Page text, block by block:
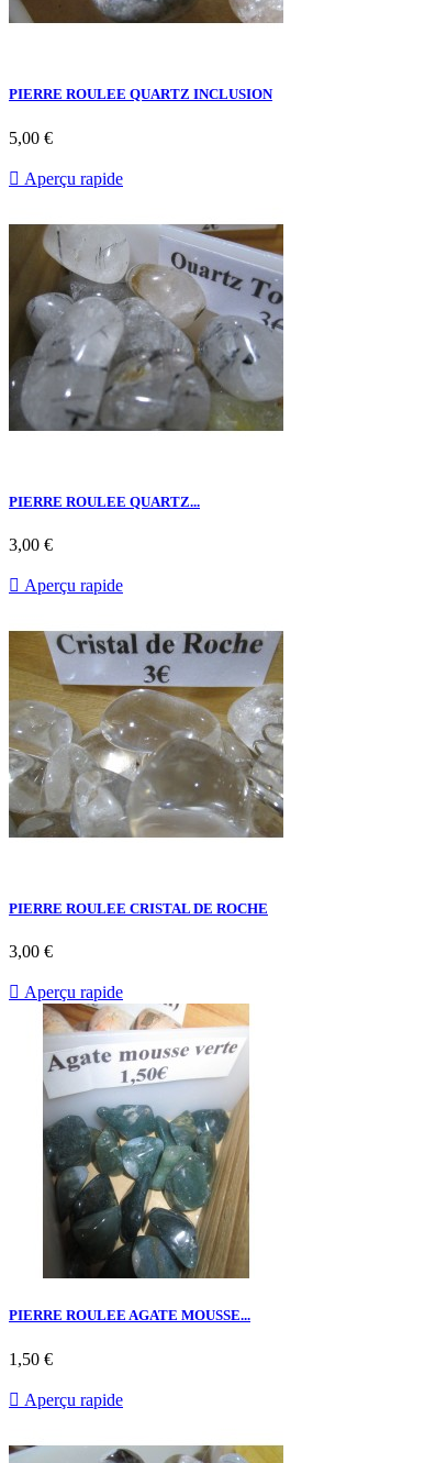
PIERRE ROULEE QUARTZ INCLUSION
5,00 €
 Aperçu rapide
PIERRE ROULEE QUARTZ...
3,00 €
 Aperçu rapide
PIERRE ROULEE CRISTAL DE ROCHE
3,00 €
 Aperçu rapide
PIERRE ROULEE AGATE MOUSSE...
1,50 €
 Aperçu rapide